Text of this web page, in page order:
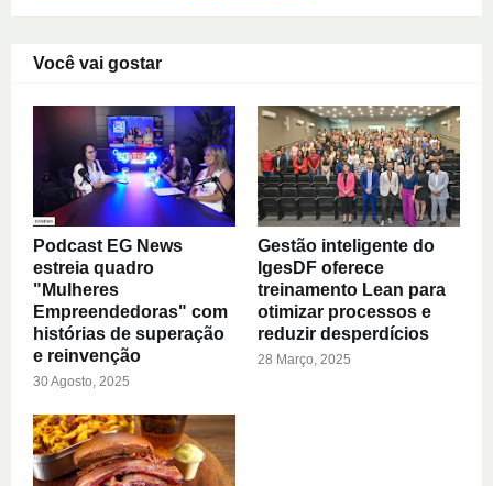
Você vai gostar
Podcast EG News
estreia quadro
"Mulheres
Empreendedoras" com
histórias de superação
e reinvenção
30 Agosto, 2025
Gestão inteligente do
IgesDF oferece
treinamento Lean para
otimizar processos e
reduzir desperdícios
28 Março, 2025